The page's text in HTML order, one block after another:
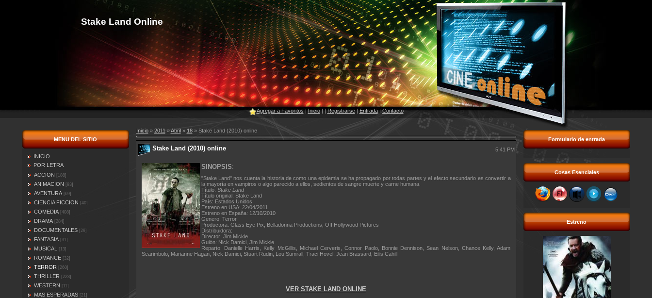
Stake Land Online
Agregar a Favoritos|Inicio||Registrarse|Entrada|Contacto
MENU DEL SITIO
INICIO
POR LETRA
ACCION
[188]
ANIMACION [93]
AVENTURA [69]
CIENCIA FICCION [40]
COMEDIA [408]
DRAMA [284]
DOCUMENTALES [29]
FANTASIA [31]
MUSICAL [13]
ROMANCE [32]
TERROR [260]
THRILLER [228]
WESTERN [11]
MAS ESPERADAS [21]
Inicio» 2011 » Abril » 18» Stake Land (2010) online
Stake Land (2010) online 5:41 PM
SINOPSIS:
"Stake Land" nos cuenta la historia de como una epidemia se ha propagado por todas partes y el efecto secundario es convertir a
la mayoría en vampiros o algo parecido a ellos, sedientos de sangre muerte y carne humana.
Título: Stake Land
Título original: Stake Land
País: Estados Unidos
Estreno en USA: 22/04/2011
Estreno en España: 12/10/2010
Genero: Terror
Productora: Glass Eye Pix, Belladonna Productions, Off Hollywood Pictures
Distribuidora:
Director: Jim Mickle
Guión: Nick Damici, Jim Mickle
Reparto: Danielle Harris, Kelly McGillis, Michael Cerveris, Connor Paolo, Bonnie Dennison, Sean Nelson, Chance Kelly, Adam
Scarimbolo, Marianne Hagan, Nick Damici, Stuart Rudin, Lou Sumrall, Traci Hovel, Jean Brassard, Eilis Cahill
VER STAKE LAND ONLINE
Formulario de entrada
Cosas Esenciales
Estreno